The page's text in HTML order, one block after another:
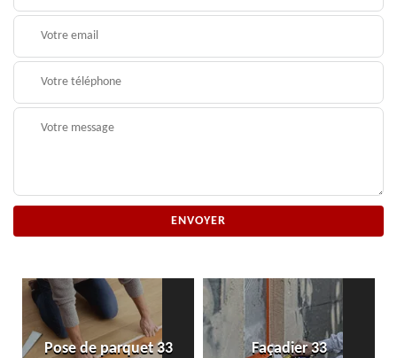
Pose de parquet 33 Façadier 33